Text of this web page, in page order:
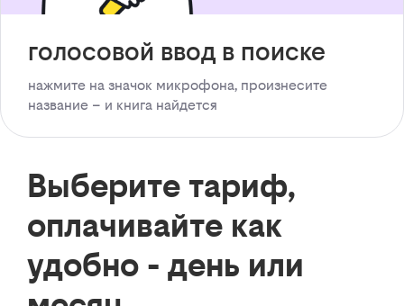
голосовой ввод в поиске
нажмите на значок микрофона, произнесите
название – и книга найдется
Выберите тариф,
оплачивайте как
удобно - день или